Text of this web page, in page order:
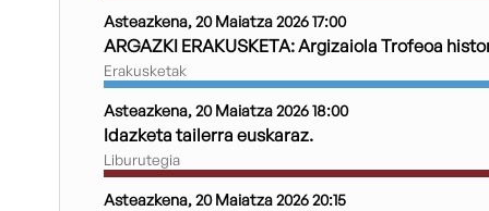
Asteazkena, 20 Maiatza 2026 17:00
ARGAZKI ERAKUSKETA: Argizaiola Trofeoa
Erakusketak
Asteazkena, 20 Maiatza 2026 18:00
Idazketa tailerra euskaraz.
Liburutegia
Asteazkena, 20 Maiatza 2026 20:15